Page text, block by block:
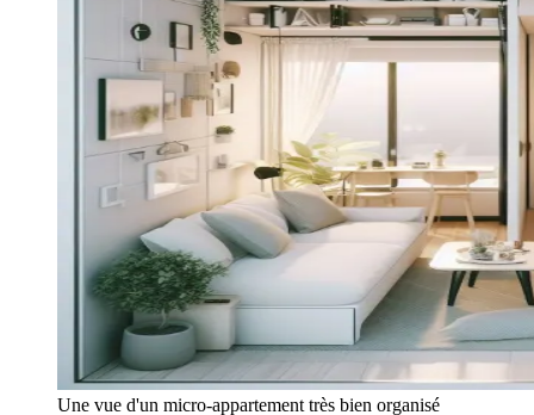
Une vue d'un micro-appartement très bien organisé